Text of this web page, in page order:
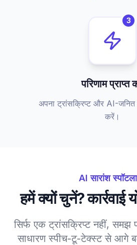
3
परिणाम प्राप्त
अपना ट्रांसक्रिप्ट और AI-जनित
करें।
AI सारांश
हमें क्यों चुनें? कार्रवाई
सिर्फ एक ट्रांसक्रिप्ट नहीं, समझ
साधारण स्पीच-टू-टेक्स्ट से आगे